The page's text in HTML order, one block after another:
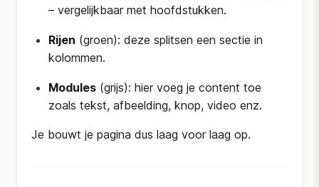
– vergelijkbaar met hoofdstukken.
Rijen (groen): deze splitsen een sectie in
kolommen.
Modules (grijs): hier voeg je content toe
zoals tekst, afbeelding, knop, video enz.
Je bouwt je pagina dus laag voor laag op.